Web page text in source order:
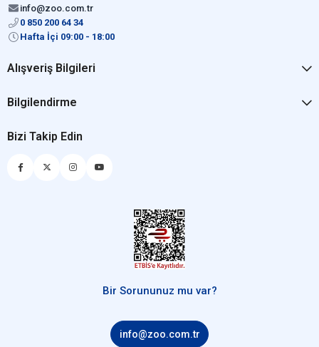
info@zoo.com.tr
0 850 200 64 34
Hafta İçi 09:00 - 18:00
Alışveriş Bilgileri
Bilgilendirme
Bizi Takip Edin
Bir Sorununuz mu var?
info@zoo.com.tr